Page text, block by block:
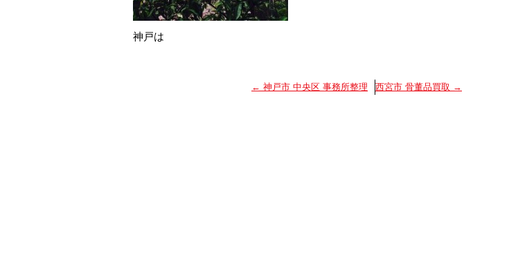
神戸は
← 神戸市 中央区 事務所整理 西宮市 骨董品買取 →